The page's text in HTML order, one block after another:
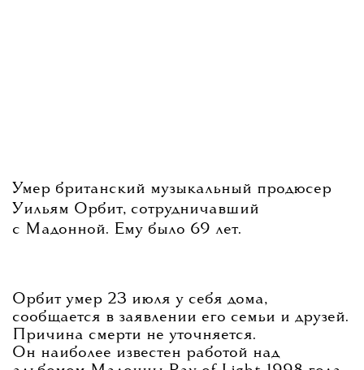
Умер британский музыкальный продюсер
Уильям Орбит, сотрудничавший
с Мадонной. Ему было 69 лет.
Орбит умер 23 июля у себя дома,
сообщается в заявлении его семьи и друзей.
Причина смерти не уточняется.
Он наиболее известен работой над